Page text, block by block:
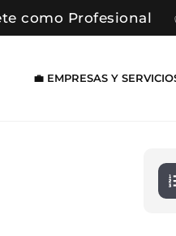
como Profesional
💼 EMPRESAS Y